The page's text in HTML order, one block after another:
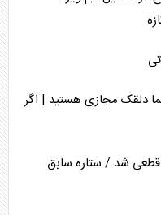
دلقک مجازی هستید | اگر
قطعی شد / ستاره سابق